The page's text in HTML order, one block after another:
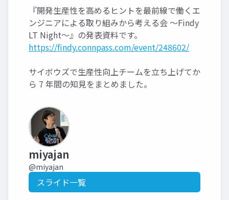
『開発生産性を高めるヒントを最前線で働くエ
ンジニアによる取り組みから考える会 〜Findy
LT Night〜』の発表資料です。
https://findy.connpass.com/event/248602/
サイボウズで生産性向上チームを立ち上げてか
ら 7 年間の知見をまとめました。
miyajan
@miyajan
スライド一覧